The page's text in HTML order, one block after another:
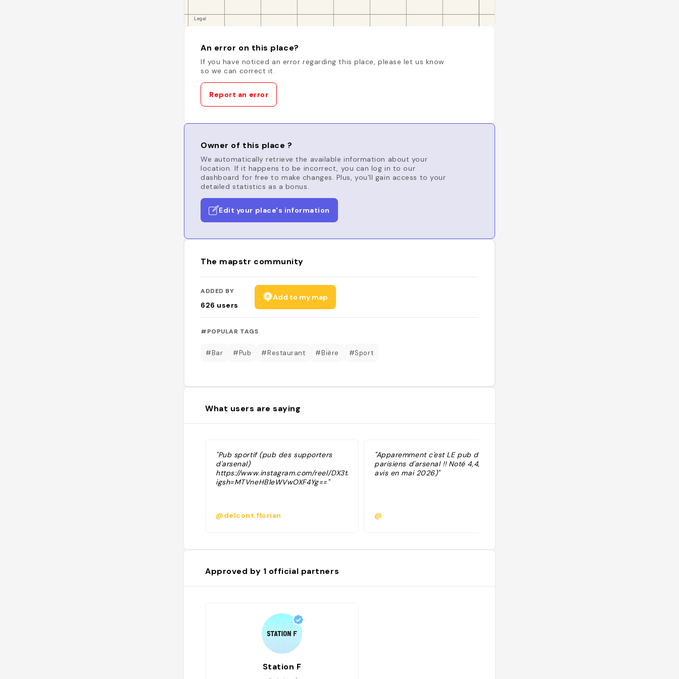
An error on this place?
If you have noticed an error regarding this place, please let us know
so we can correct it.
Report an error
Owner of this place ?
We automatically retrieve the available information about your
location. If it happens to be incorrect, you can log in to our
dashboard for free to make changes. Plus, you'll gain access to your
detailed statistics as a bonus.
Edit your place's information
The mapstr community
ADDED BY
626 users
Add to my map
#POPULAR TAGS
#Bar #Pub #Restaurant #Bière #Sport
What users are saying
"Pub sportif (pub des supporters
d'arsenal)
https://www.instagram.com/reel/DX3tJ4ngRZu/?
igsh=MTVneHB1eWVwOXF4Yg=="
@delcont.florian
"Apparemment c'est LE pub des fans
parisiens d'arsenal !! Noté 4,4/5 (1145
avis en mai 2026)"
@
Approved by 1 official partners
Station F